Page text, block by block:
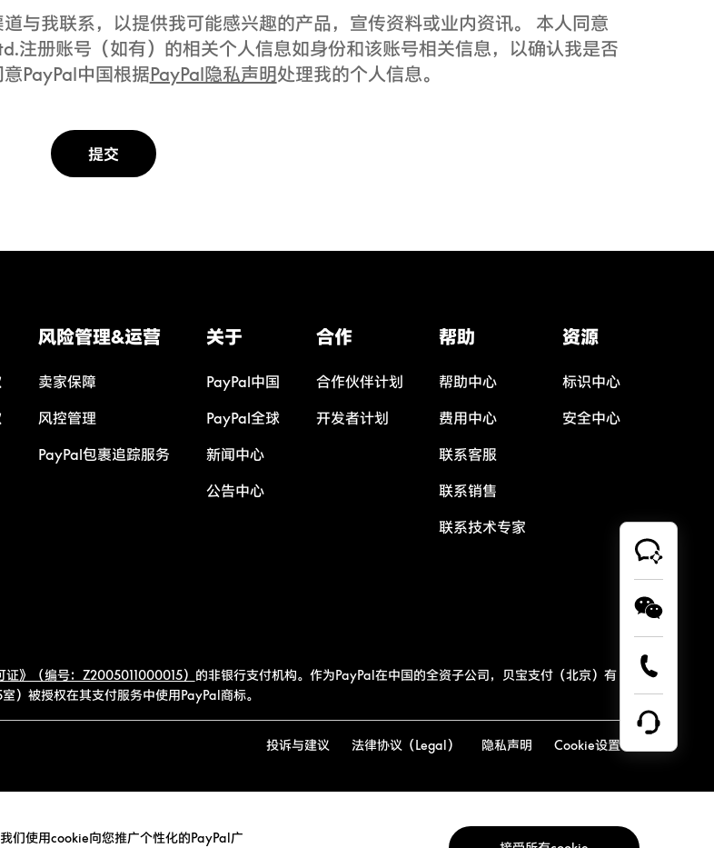
与我联系，以提供我可能感兴趣的产品，宣传资料或业内资讯。 本人同意
注册账号（如有）的相关个人信息如身份和该账号相关信息，以确认我是否
PayPal中国根据PayPal隐私声明处理我的个人信息。
提交
风险管理&运营
卖家保障
风控管理
PayPal包裹追踪服务
关于
PayPal中国
PayPal全球
新闻中心
公告中心
合作
合作伙伴计划
开发者计划
帮助
帮助中心
费用中心
联系客服
联系销售
联系技术专家
资源
标识中心
安全中心
证》（编号：Z2005011000015） 的非银行支付机构。作为PayPal在中国的全资子公司，贝宝支付（北京）有
）被授权在其支付服务中使用PayPal商标。
投诉与建议 法律协议（Legal） 隐私声明 Cookie设置
们使用cookie向您推广个性化的PayPal广